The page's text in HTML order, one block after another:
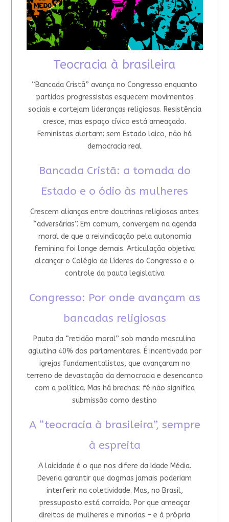
Teocracia à brasileira
“Bancada Cristã” avança no Congresso enquanto
partidos progressistas esquecem movimentos
sociais e cortejam lideranças religiosas. Resistência
cresce, mas espaço cívico está ameaçado.
Feministas alertam: sem Estado laico, não há
democracia real
Bancada Cristã: a tomada do
Estado e o ódio às mulheres
Crescem alianças entre doutrinas religiosas antes
“adversárias”. Em comum, convergem na agenda
moral de que a reivindicação pela autonomia
feminina foi longe demais. Articulação objetiva
alcançar o Colégio de Líderes do Congresso e o
controle da pauta legislativa
Congresso: Por onde avançam as
bancadas religiosas
Pauta da “retidão moral” sob mando masculino
aglutina 40% dos parlamentares. É incentivada por
igrejas fundamentalistas, que avançaram no
terreno de devastação da democracia e desencanto
com a política. Mas há brechas: fé não significa
submissão como destino
A “teocracia à brasileira”, sempre
à espreita
A laicidade é o que nos difere da Idade Média.
Deveria garantir que dogmas jamais poderiam
interferir na coletividade. Mas, no Brasil,
pressuposto está corroído. Por que ameaçar
direitos de mulheres e minorias – e à própria